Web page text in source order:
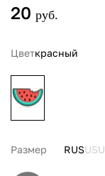
20 руб.
Цветкрасный
Размер RUSUS